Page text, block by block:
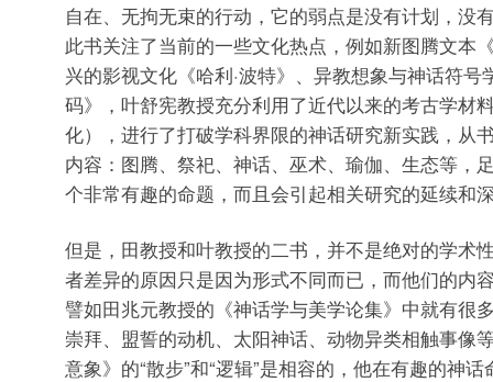
自在、无拘无束的行动，它的弱点是没有计划，没
此书关注了当前的一些文化热点，例如新图腾文本
兴的影视文化《哈利·波特》、异教想象与神话符号
码》，叶舒宪教授充分利用了近代以来的考古学材
化），进行了打破学科界限的神话研究新实践，从
内容：图腾、祭祀、神话、巫术、瑜伽、生态等，
个非常有趣的命题，而且会引起相关研究的延续和
但是，田教授和叶教授的二书，并不是绝对的学术
者差异的原因只是因为形式不同而已，而他们的内
譬如田兆元教授的《神话学与美学论集》中就有很
崇拜、盟誓的动机、太阳神话、动物异类相触事像
意象》的“散步”和“逻辑”是相容的，他在有趣的神